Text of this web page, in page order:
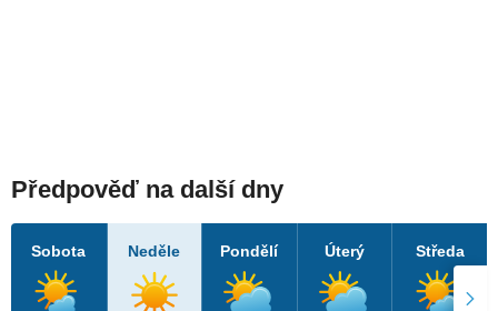
Předpověď na další dny
Sobota Neděle Pondělí Úterý Středa